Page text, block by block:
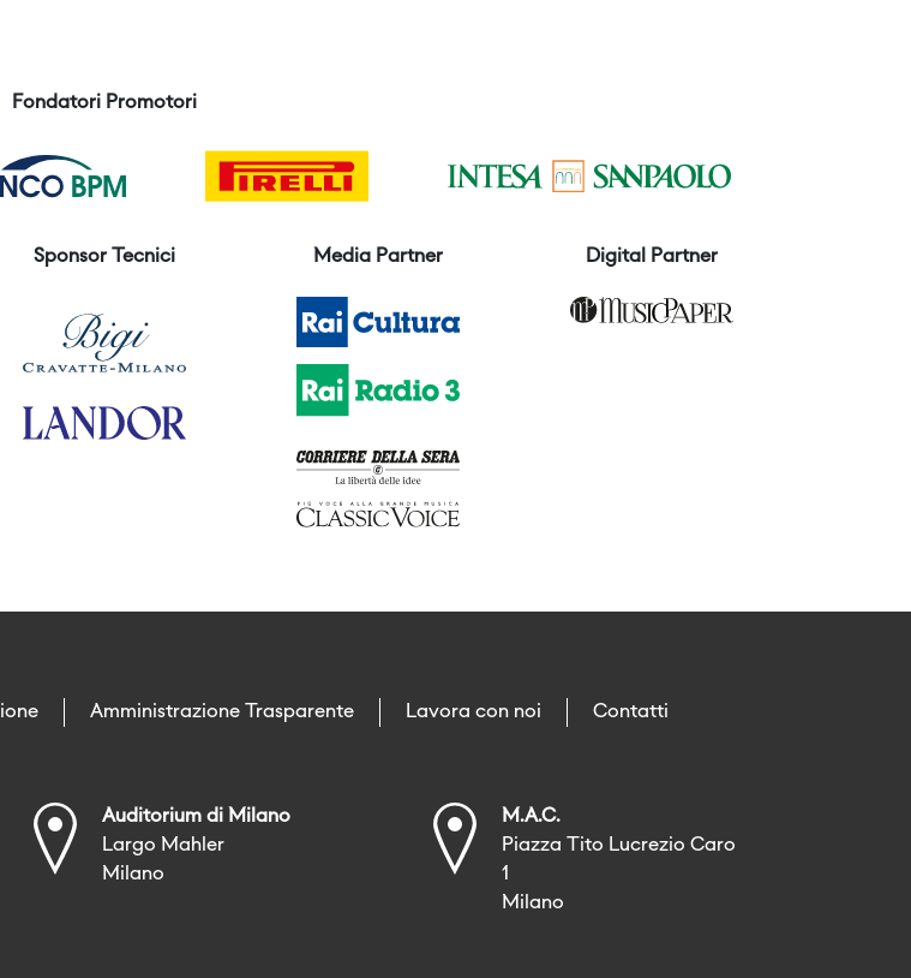
Fondatori Promotori
Sponsor Tecnici Media Partner Digital Partner
Amministrazione Trasparente Lavora con noi Contatti
Auditorium di Milano
Largo Mahler
Milano
M.A.C.
Piazza Tito Lucrezio Caro
1
Milano